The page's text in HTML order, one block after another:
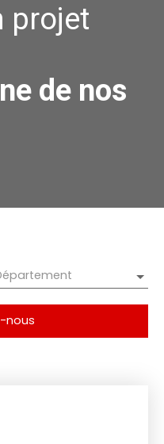
projet
de nos
nous